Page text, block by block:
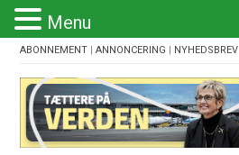
ABONNEMENT |ANNONCERING | NYHEDSBREV
Menu